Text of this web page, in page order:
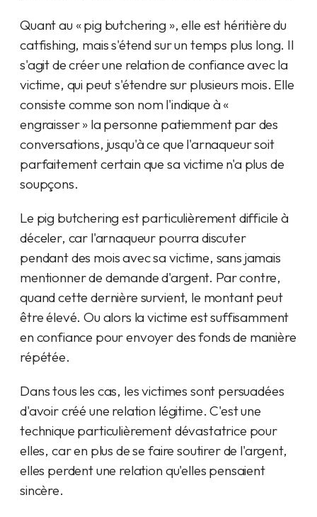
Quant au « pig butchering », elle est héritière du
catfishing, mais s'étend sur un temps plus long. Il
s'agit de créer une relation de confiance avec la
victime, qui peut s'étendre sur plusieurs mois. Elle
consiste comme son nom l'indique à «
engraisser » la personne patiemment par des
conversations, jusqu'à ce que l'arnaqueur soit
parfaitement certain que sa victime n'a plus de
soupçons.
Le pig butchering est particulièrement difficile à
déceler, car l'arnaqueur pourra discuter
pendant des mois avec sa victime, sans jamais
mentionner de demande d'argent. Par contre,
quand cette dernière survient, le montant peut
être élevé. Ou alors la victime est suffisamment
en confiance pour envoyer des fonds de manière
répétée.
Dans tous les cas, les victimes sont persuadées
d'avoir créé une relation légitime. C'est une
technique particulièrement dévastatrice pour
elles, car en plus de se faire soutirer de l'argent,
elles perdent une relation qu'elles pensaient
sincère.